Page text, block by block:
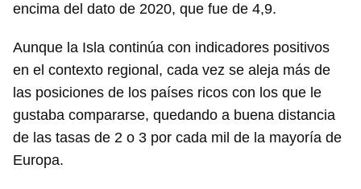
encima del dato de 2020, que fue de 4,9.
Aunque la Isla continúa con indicadores positivos
en el contexto regional, cada vez se aleja más de
las posiciones de los países ricos con los que le
gustaba compararse, quedando a buena distancia
de las tasas de 2 o 3 por cada mil de la mayoría de
Europa.